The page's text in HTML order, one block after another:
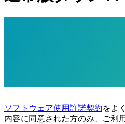
ソフトウェア使用許諾契約をよ
内容に同意された方のみ、ご利